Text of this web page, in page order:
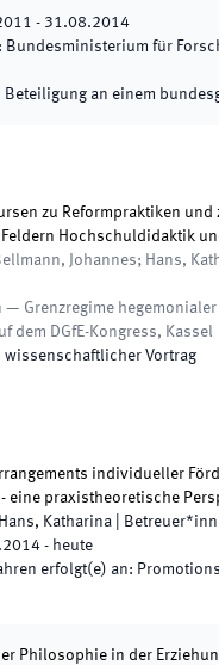
- 31.08.2014
: Bundesministerium für
Beteiligung an einem
zu Reformpraktiken
Hochschuldidaktik
Johannes; Hans,
— Grenzregime
dem DGfE-Kongress, Kassel
wissenschaftlicher Vortrag
individueller
eine praxistheoretische
Hans, Katharina
- heute
erfolgt(e) an:
Philosophie in der